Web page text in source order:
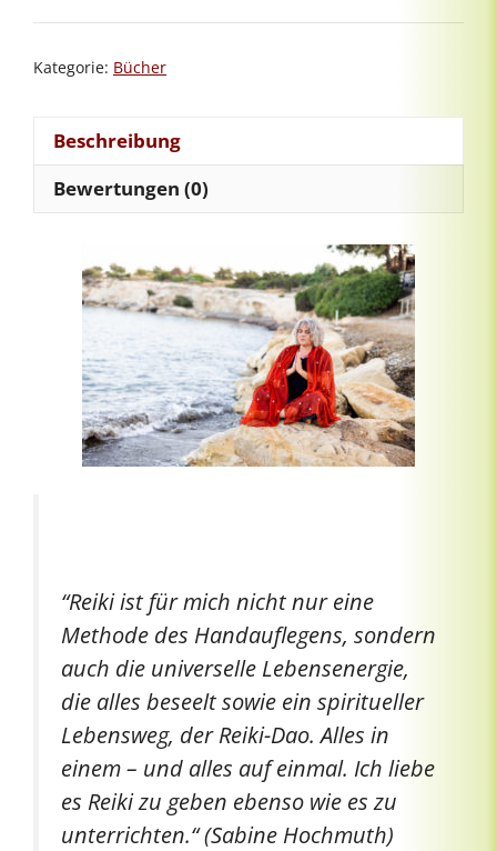
Kategorie: Bücher
Beschreibung
Bewertungen (0)
“Reiki ist für mich nicht nur eine
Methode des Handauflegens, sondern
auch die universelle Lebensenergie,
die alles beseelt sowie ein spiritueller
Lebensweg, der Reiki-Dao. Alles in
einem – und alles auf einmal. Ich liebe
es Reiki zu geben ebenso wie es zu
unterrichten.“ (Sabine Hochmuth)